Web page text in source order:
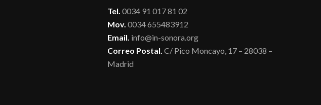
Tel. 0034 91 017 81 02
Mov. 0034 655483912
Email. info@in-sonora.org
Correo Postal. C/ Pico Moncayo, 17 – 28038 –
Madrid